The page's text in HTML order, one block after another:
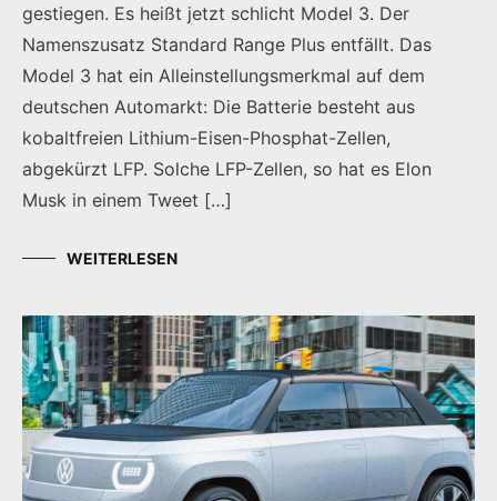
gestiegen. Es heißt jetzt schlicht Model 3. Der
Namenszusatz Standard Range Plus entfällt. Das
Model 3 hat ein Alleinstellungsmerkmal auf dem
deutschen Automarkt: Die Batterie besteht aus
kobaltfreien Lithium-Eisen-Phosphat-Zellen,
abgekürzt LFP. Solche LFP-Zellen, so hat es Elon
Musk in einem Tweet […]
WEITERLESEN